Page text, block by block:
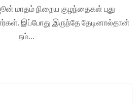
மாதம் நிறைய குழந்தைகள் புது
இப்போது இருந்தே தேடினால்தான்
நம்…